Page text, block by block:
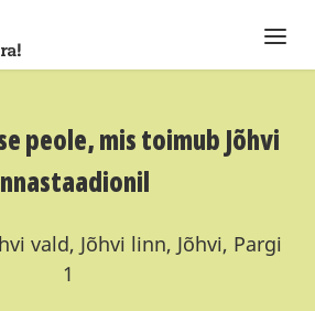
peole, mis toimub Jõhvi
vald, Jõhvi linn, Jõhvi, Pargi
1